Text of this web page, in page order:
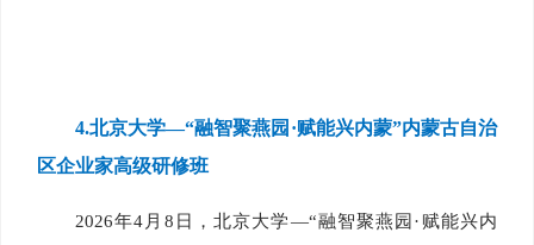
4.北京大学—“融智聚燕园·赋能兴内蒙”内蒙古自治
区企业家高级研修班
2026年4月8日，北京大学—“融智聚燕园·赋能兴内